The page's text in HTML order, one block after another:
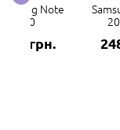
Note
20
248 грн.